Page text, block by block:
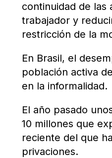
continuidad de las
trabajador y
restricción de la
En Brasil, el
población activa
en la informalidad.
El año pasado
10 millones que
reciente del que
privaciones.